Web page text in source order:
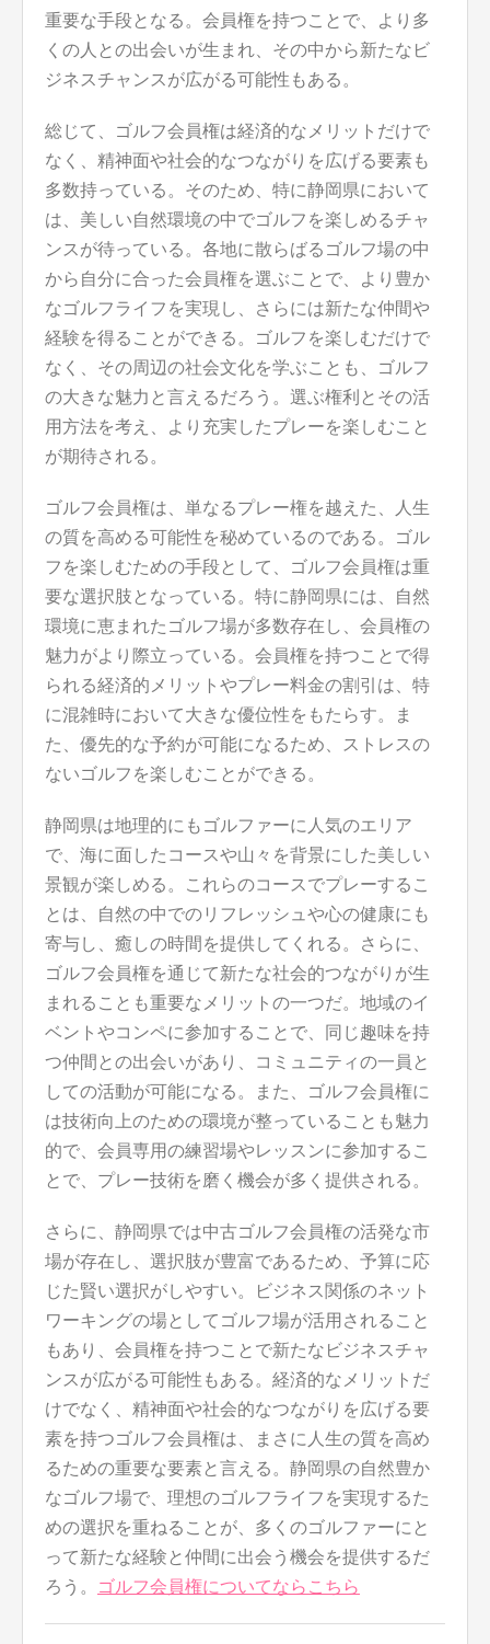
重要な手段となる。会員権を持つことで、より多
くの人との出会いが生まれ、その中から新たなビ
ジネスチャンスが広がる可能性もある。
総じて、ゴルフ会員権は経済的なメリットだけで
なく、精神面や社会的なつながりを広げる要素も
多数持っている。そのため、特に静岡県において
は、美しい自然環境の中でゴルフを楽しめるチャ
ンスが待っている。各地に散らばるゴルフ場の中
から自分に合った会員権を選ぶことで、より豊か
なゴルフライフを実現し、さらには新たな仲間や
経験を得ることができる。ゴルフを楽しむだけで
なく、その周辺の社会文化を学ぶことも、ゴルフ
の大きな魅力と言えるだろう。選ぶ権利とその活
用方法を考え、より充実したプレーを楽しむこと
が期待される。
ゴルフ会員権は、単なるプレー権を越えた、人生
の質を高める可能性を秘めているのである。ゴル
フを楽しむための手段として、ゴルフ会員権は重
要な選択肢となっている。特に静岡県には、自然
環境に恵まれたゴルフ場が多数存在し、会員権の
魅力がより際立っている。会員権を持つことで得
られる経済的メリットやプレー料金の割引は、特
に混雑時において大きな優位性をもたらす。ま
た、優先的な予約が可能になるため、ストレスの
ないゴルフを楽しむことができる。
静岡県は地理的にもゴルファーに人気のエリア
で、海に面したコースや山々を背景にした美しい
景観が楽しめる。これらのコースでプレーするこ
とは、自然の中でのリフレッシュや心の健康にも
寄与し、癒しの時間を提供してくれる。さらに、
ゴルフ会員権を通じて新たな社会的つながりが生
まれることも重要なメリットの一つだ。地域のイ
ベントやコンペに参加することで、同じ趣味を持
つ仲間との出会いがあり、コミュニティの一員と
しての活動が可能になる。また、ゴルフ会員権に
は技術向上のための環境が整っていることも魅力
的で、会員専用の練習場やレッスンに参加するこ
とで、プレー技術を磨く機会が多く提供される。
さらに、静岡県では中古ゴルフ会員権の活発な市
場が存在し、選択肢が豊富であるため、予算に応
じた賢い選択がしやすい。ビジネス関係のネット
ワーキングの場としてゴルフ場が活用されること
もあり、会員権を持つことで新たなビジネスチャ
ンスが広がる可能性もある。経済的なメリットだ
けでなく、精神面や社会的なつながりを広げる要
素を持つゴルフ会員権は、まさに人生の質を高め
るための重要な要素と言える。静岡県の自然豊か
なゴルフ場で、理想のゴルフライフを実現するた
めの選択を重ねることが、多くのゴルファーにと
って新たな経験と仲間に出会う機会を提供するだ
ろう。
ゴルフ会員権についてならこちら